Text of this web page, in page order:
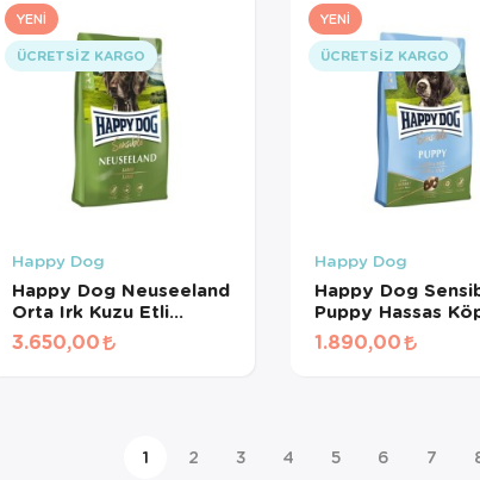
YENI
ÜCRETSIZ KARGO
Happy Dog
Happy Dog Neuseeland
Orta Irk Kuzu Etli
Yetişkin Kuru Köpek
Maması 12.5 + 2 Kg
3.650,00
YENI
ÜCRETSIZ KARGO
Happy Dog
Happy Dog
Puppy Hassas
İçin Kuzu Etli ve
Yavru Köpek
1.890,00
1 2 3 4 5 6 7